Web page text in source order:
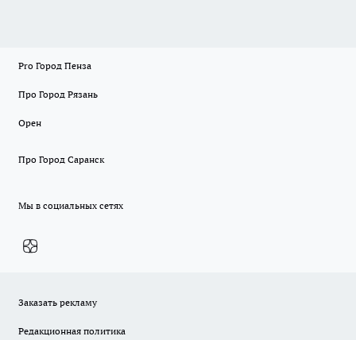
Pro Город Пенза
Про Город Рязань
Орен
Про Город Саранск
Мы в социальных сетях
Заказать рекламу
Редакционная политика